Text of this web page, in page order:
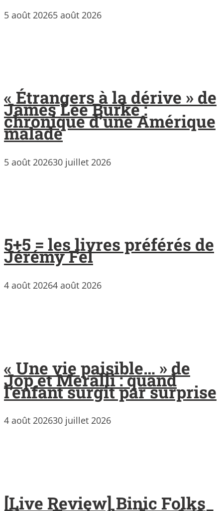
5 août 20265 août 2026
« Étrangers à la dérive » de
James Lee Burke :
chronique d’une Amérique
malade
5 août 202630 juillet 2026
5+5 = les livres préférés de
Jérémy Fel
4 août 20264 août 2026
« Une vie paisible… » de
Jop et Meralli : quand
l’enfant surgit par surprise
4 août 202630 juillet 2026
[Live Review] Binic Folks